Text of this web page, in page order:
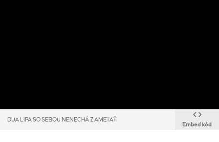
DUA LIPA SO SEBOU NENECHÁ ZAMETAŤ
Embed kód